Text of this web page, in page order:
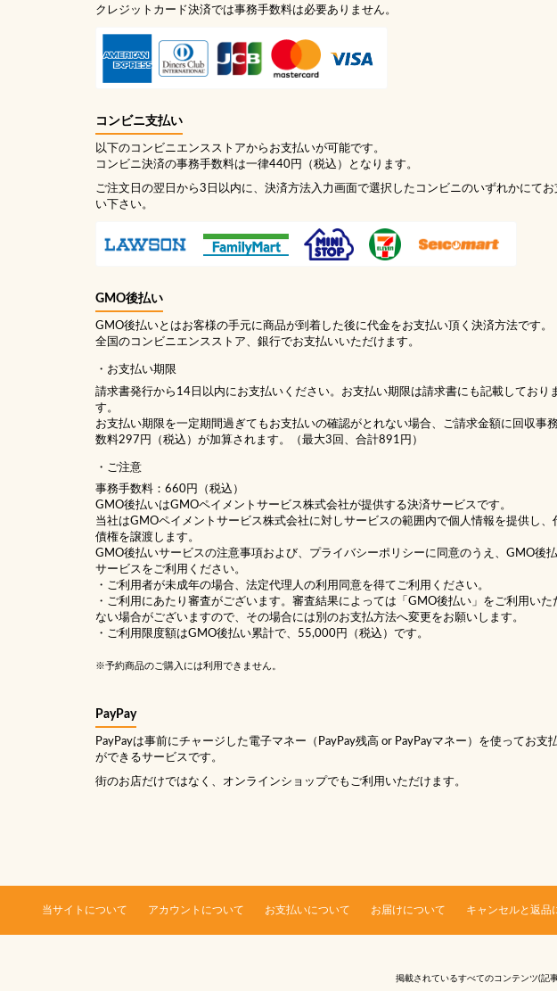
クレジットカード決済では事務手数料は必要ありません。
コンビニ支払い
以下のコンビニエンスストアからお支払いが可能です。
コンビニ決済の事務手数料は一律440円（税込）となります。
ご注文日の翌日から3日以内に、決済方法入力画面で選択したコンビニのいずれかにてお
い下さい。
GMO後払い
GMO後払いとはお客様の手元に商品が到着した後に代金をお支払い頂く決済方法です。
全国のコンビニエンスストア、銀行でお支払いいただけます。
お支払い期限
請求書発行から14日以内にお支払いください。お支払い期限は請求書にも記載しており
す。
お支払い期限を一定期間過ぎてもお支払いの確認がとれない場合、ご請求金額に回収事
数料297円（税込）が加算されます。（最大3回、合計891円）
ご注意
事務手数料：660円（税込）
GMO後払いはGMOペイメントサービス株式会社が提供する決済サービスです。
当社はGMOペイメントサービス株式会社に対しサービスの範囲内で個人情報を提供し、
債権を譲渡します。
GMO後払いサービスの注意事項および、 プライバシーポリシーに同意のうえ、GMO後
サービスをご利用ください。
・ご利用者が未成年の場合、法定代理人の利用同意を得てご利用ください。
・ご利用にあたり審査がございます。審査結果によっては「GMO後払い」をご利用いた
ない場合がございますので、その場合には別のお支払方法へ変更をお願いします。
・ご利用限度額はGMO後払い累計で、55,000円（税込）です。
※予約商品のご購入には利用できません。
PayPay
PayPayは事前にチャージした電子マネー（PayPay残高 or PayPayマネー）を使ってお支
ができるサービスです。
街のお店だけではなく、オンラインショップでもご利用いただけます。
当サイトについて アカウントについて お支払いについて お届けについて キャンセルと返品
掲載されているすべてのコンテンツ(記